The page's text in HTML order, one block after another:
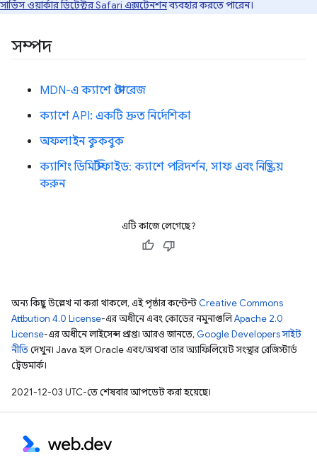
সার্ভিস ওয়ার্কার ডিটেক্টর Safari এক্সটেনশনব্যবহার করতে পারেন।
সম্পদ
MDN-এ ক্যাশে স্টোরেজ
ক্যাশে API: একটি দ্রুত নির্দেশিকা
অফলাইন কুকবুক
ক্যাশিং ডিমিস্টিফাইড: ক্যাশে পরিদর্শন, সাফ এবং নিষ্ক্রিয়
করুন
এটি কাজে লেগেছে?
অন্য কিছু উল্লেখ না করা থাকলে, এই পৃষ্ঠার কন্টেন্ট Creative Commons
Attribution 4.0 License-এর অধীনে এবং কোডের নমুনাগুলিApache 2.0
License-এর অধীনে লাইসেন্স প্রাপ্ত। আরও জানতে, Google Developers সাইট
নীতিদেখুন। Java হল Oracle এবং/অথবা তার অ্যাফিলিয়েট সংস্থার রেজিস্টার্ড
ট্রেডমার্ক।
2021-12-03 UTC-তে শেষবার আপডেট করা হয়েছে।